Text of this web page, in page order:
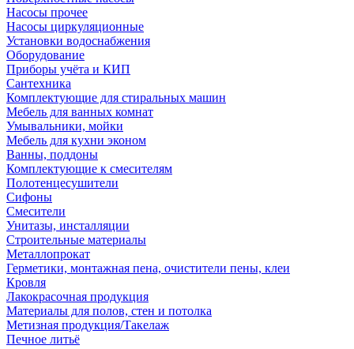
Насосы прочее
Насосы циркуляционные
Установки водоснабжения
Оборудование
Приборы учёта и КИП
Сантехника
Комплектующие для стиральных машин
Мебель для ванных комнат
Умывальники, мойки
Мебель для кухни эконом
Ванны, поддоны
Комплектующие к смесителям
Полотенцесушители
Сифоны
Смесители
Унитазы, инсталляции
Строительные материалы
Металлопрокат
Герметики, монтажная пена, очистители пены, клеи
Кровля
Лакокрасочная продукция
Материалы для полов, стен и потолка
Метизная продукция/Такелаж
Печное литьё